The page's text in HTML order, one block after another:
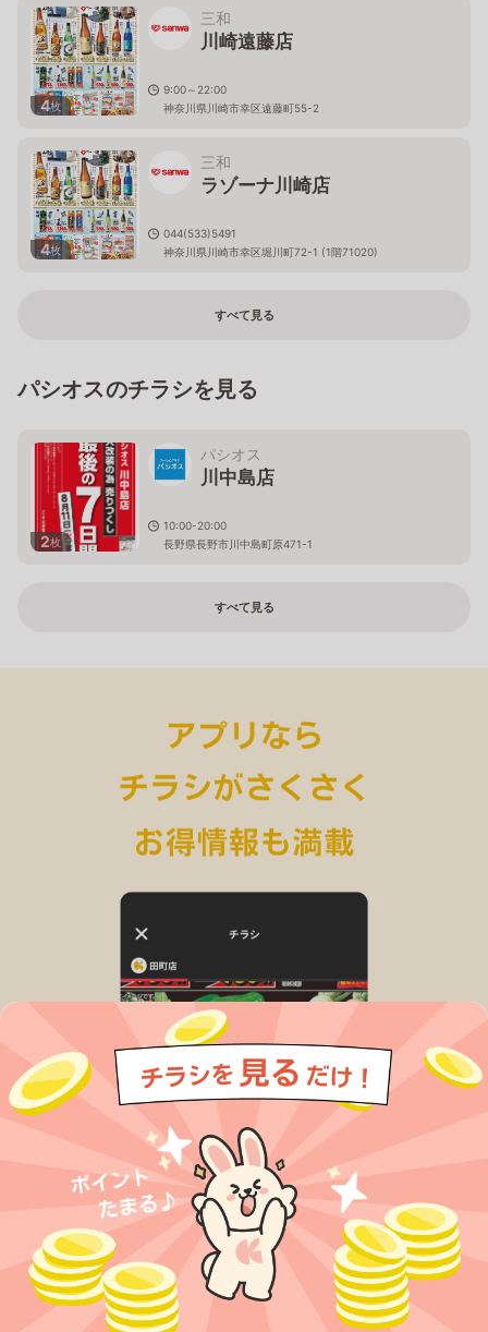
4枚
三和
川崎遠藤店
9:00～22:00
神奈川県川崎市幸区遠藤町55-2
4枚
三和
ラゾーナ川崎店
044(533)5491
神奈川県川崎市幸区堀川町72-1 (1階71020)
すべて見る
パシオスのチラシを見る
2枚
パシオス
川中島店
10:00-20:00
長野県長野市川中島町原471-1
すべて見る